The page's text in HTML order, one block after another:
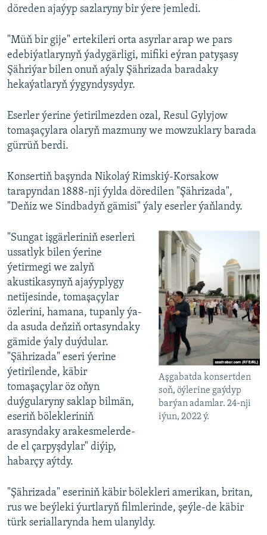
döreden ajaýyp sazlaryny bir ýere jemledi.
"Müň bir gije" ertekileri orta asyrlar arap we pars
edebiýatlarynyň ýadygärligi, mifiki eýran patyşasy
Şähriýar bilen onuň aýaly Şährizada baradaky
hekaýatlaryň ýygyndysydyr.
Eserler ýerine ýetirilmezden ozal, Resul Gylyjow
tomaşaçylara olaryň mazmuny we mowzuklary barada
gürrüň berdi.
Konsertiň başynda Nikolaý Rimskiý-Korsakow
tarapyndan 1888-nji ýylda döredilen "Şährizada",
"Deňiz we Sindbadyň gämisi" ýaly eserler ýaňlandy.
Aşgabatda konsertden
soň, öýlerine gaýdyp
barýan adamlar. 24-nji
iýun, 2022 ý.
"Sungat işgärleriniň eserleri
ussatlyk bilen ýerine
ýetirmegi we zalyň
akustikasynyň ajaýyplygy
netijesinde, tomaşaçylar
özlerini, hamana, tupanly ýa-
da asuda deňziň ortasyndaky
gämide ýaly duýdular.
"Şährizada" eseri ýerine
ýetirilende, käbir
tomaşaçylar öz oňyn
duýgularyny saklap bilmän,
eseriň bölekleriniň
arasyndaky arakesmelerde-
de el çarpyşdylar" diýip,
habarçy aýtdy.
"Şährizada" eseriniň käbir bölekleri amerikan, britan,
rus we beýleki ýurtlaryň filmlerinde, şeýle-de käbir
türk seriallarynda hem ulanyldy.